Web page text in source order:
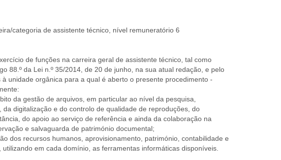
categoria de assistente técnico, nível remuneratório 6
de funções na carreira geral de assistente técnico, tal como
88.º da Lei n.º 35/2014, de 20 de junho, na sua atual redação, e pelo
unidade orgânica para a qual é aberto o presente procedimento -
da gestão de arquivos, em particular ao nível da pesquisa,
digitalização e do controlo de qualidade de reproduções, do
do apoio ao serviço de referência e ainda da colaboração na
e salvaguarda de património documental;
dos recursos humanos, aprovisionamento, património, contabilidade e
em cada domínio, as ferramentas informáticas disponíveis.